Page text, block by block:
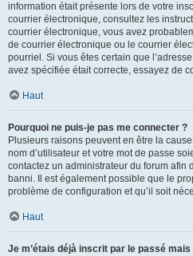
information était présente lors de votre
courrier électronique, consultez les
courrier électronique, vous avez
de courrier électronique ou le courrier
pourriel. Si vous êtes certain que
avez spécifiée était correcte, essayez de
Haut
Pourquoi ne puis-je pas me connecter ?
Plusieurs raisons peuvent en être la
nom d’utilisateur et votre mot de passe
contactez un administrateur du forum afin
banni. Il est également possible que le
problème de configuration et qu’il soit
Haut
Je m’étais déjà inscrit par le passé